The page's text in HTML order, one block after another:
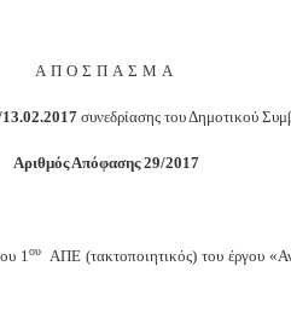
ΑΠΟΣΠΑΣΜΑ
συνεδρίασης του Δημοτικού
Αριθμός Απόφασης 29/2017
1ουΑΠΕ (τακτοποιητικός) του έργου